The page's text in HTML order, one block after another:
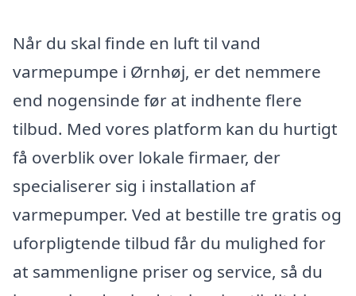
Når du skal finde en luft til vand
varmepumpe i Ørnhøj, er det nemmere
end nogensinde før at indhente flere
tilbud. Med vores platform kan du hurtigt
få overblik over lokale firmaer, der
specialiserer sig i installation af
varmepumper. Ved at bestille tre gratis og
uforpligtende tilbud får du mulighed for
at sammenligne priser og service, så du